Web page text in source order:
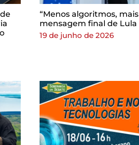
“Menos algoritmos,
mensagem final de Lula
19 de junho de 2026